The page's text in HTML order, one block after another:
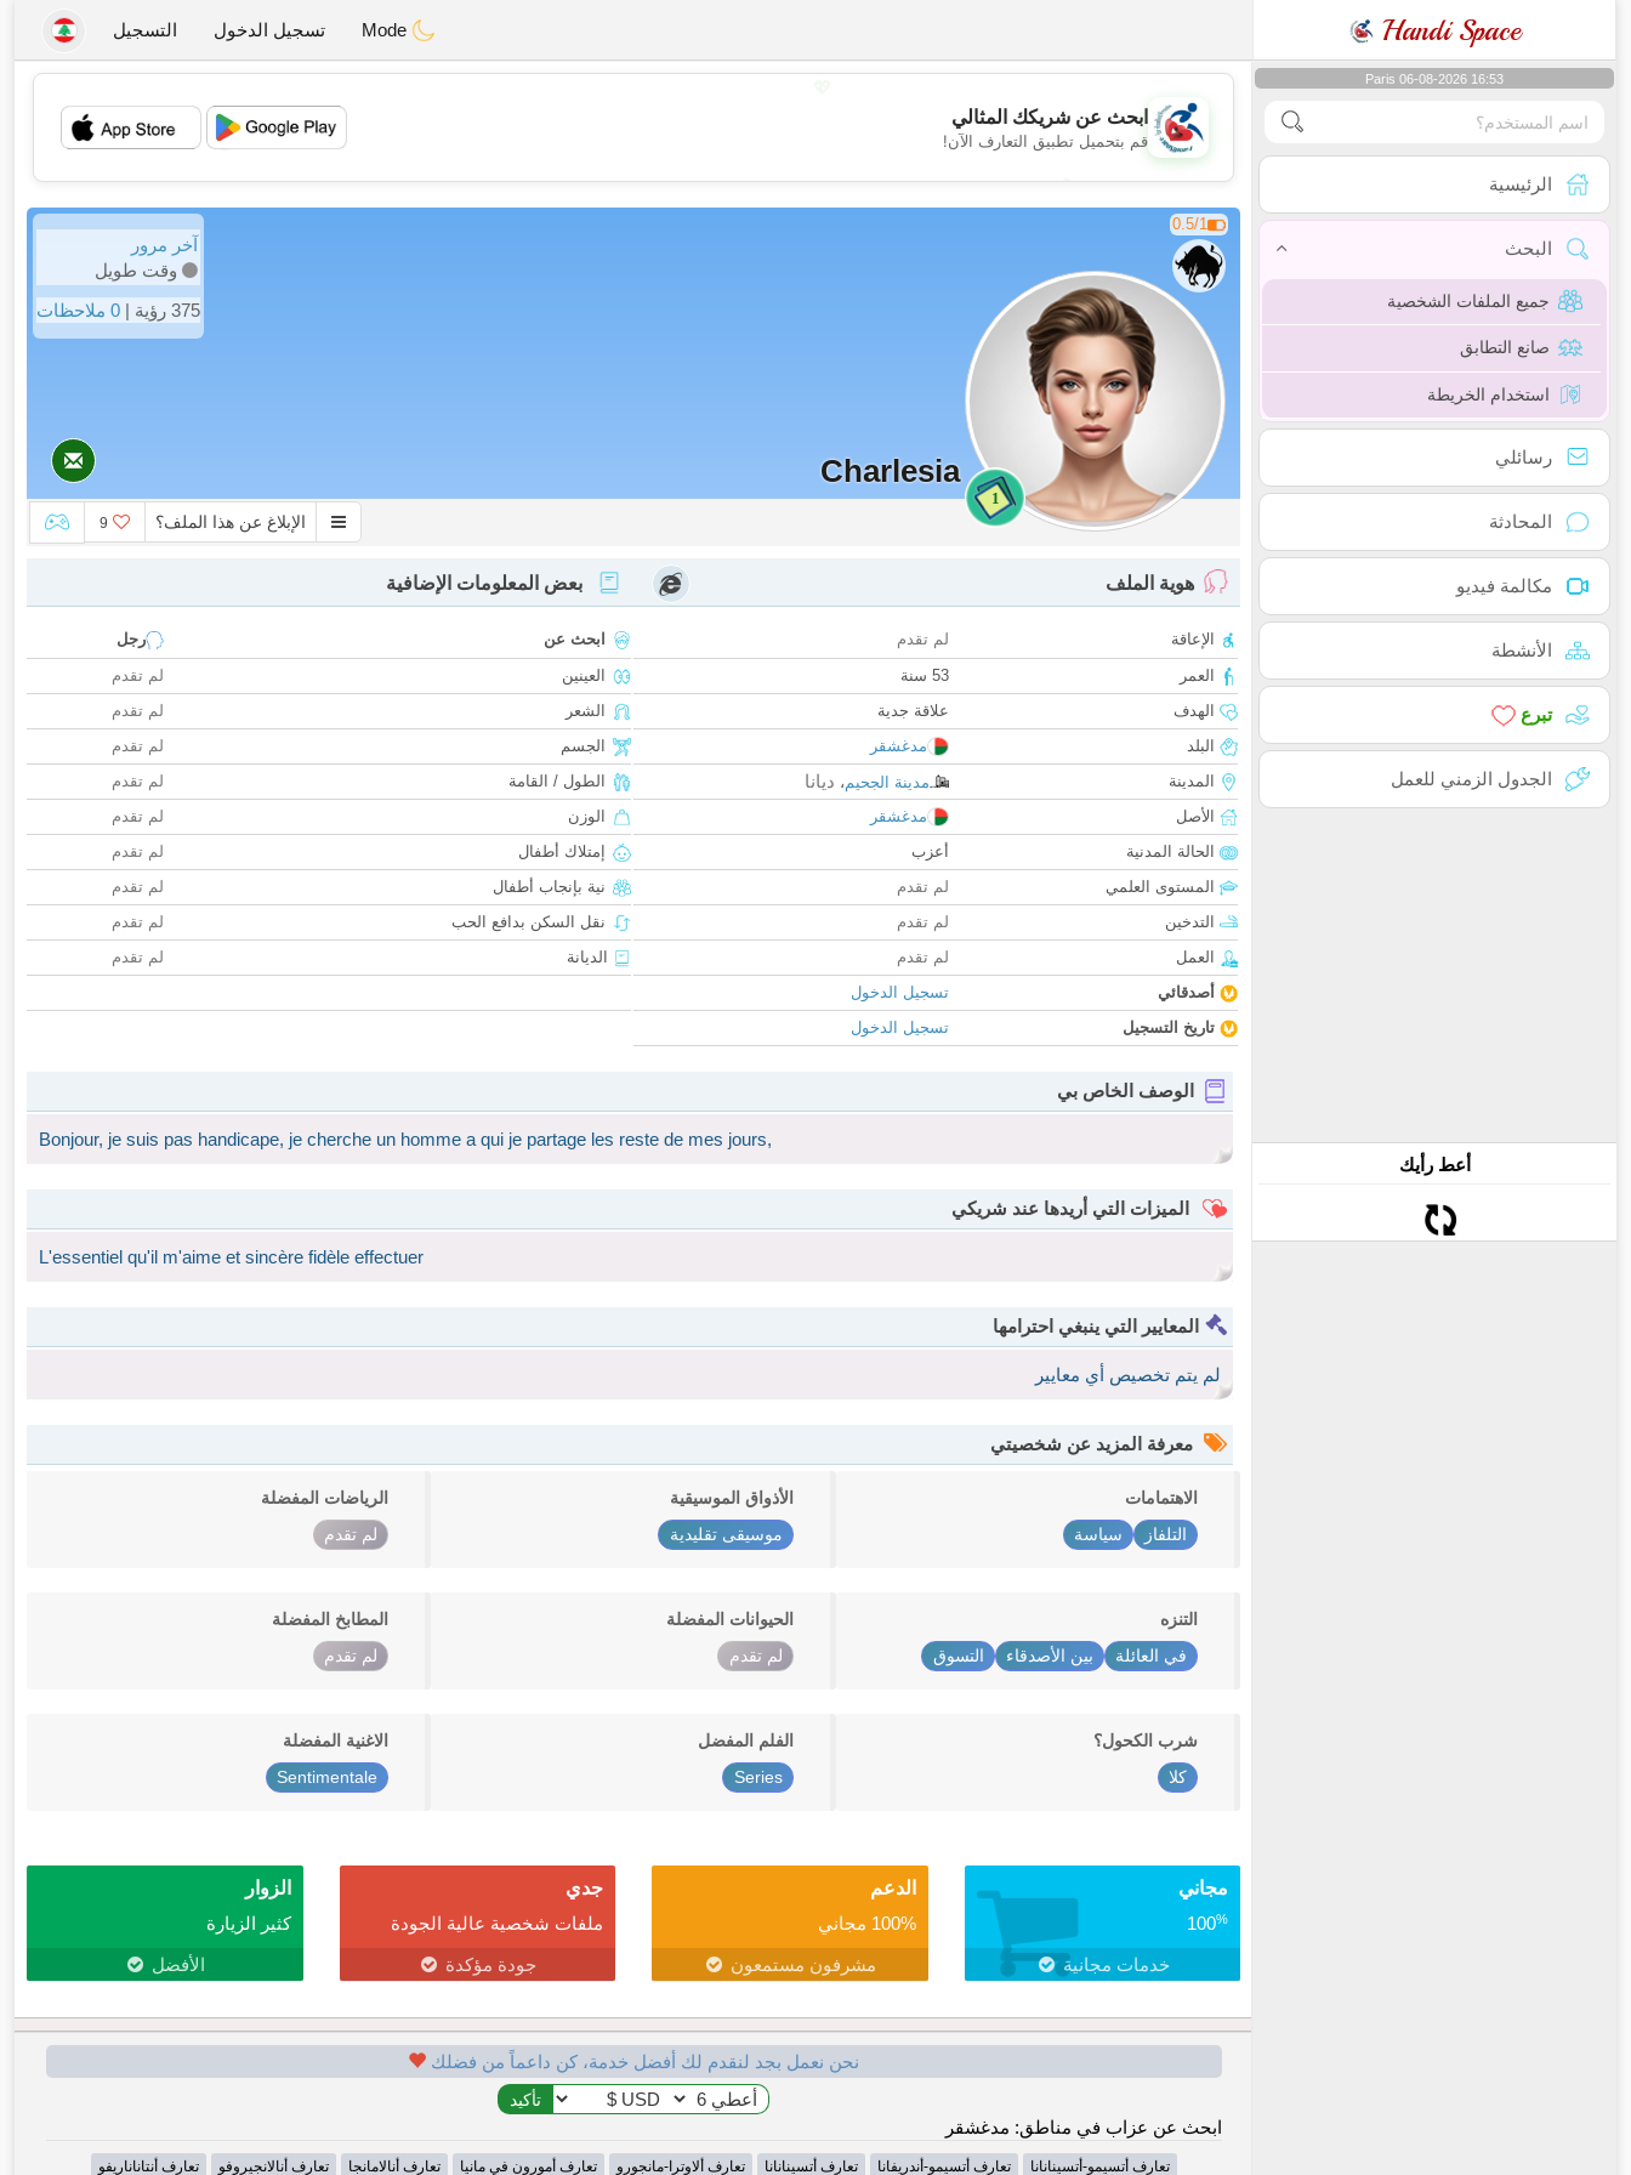
Handi Space تسجيل الدخول التسجيل
Paris 06-08-2026 16:53
الرئيسية
البحث
جميع الملفات الشخصية
صانع التطابق
استخدام الخريطة
رسائلي
المحادثة
مكالمة فيديو
الأنشطة
تبرع
الجدول الزمني للعمل
أعط رأيك
💖
💕
ابحث عن شريكك المثالي
قم بتحميل تطبيق التعارف الآن!
0.5/1
1
Charlesia
آخر مرور
وقت طويل
375 رؤية |
0 ملاحظات
الإبلاغ عن هذا الملف؟ 9
هوية الملف
الإعاقة
لم تقدم
العمر
53 سنة
الهدف
علاقة جدية
البلد
مدغشقر
المدينة
مدينة الجحيم، ديانا
الأصل
مدغشقر
الحالة المدنية
أعزب
المستوى العلمي
لم تقدم
التدخين
لم تقدم
العمل
لم تقدم
أصدقائي
تسجيل الدخول
تاريخ التسجيل
تسجيل الدخول
بعض المعلومات الإضافية
ابحث عن
رجل
العينين
لم تقدم
الشعر
لم تقدم
الجسم
لم تقدم
الطول / القامة
لم تقدم
الوزن
لم تقدم
إمتلاك أطفال
لم تقدم
نية بإنجاب أطفال
لم تقدم
نقل السكن بدافع الحب
لم تقدم
الديانة
لم تقدم
الوصف الخاص بي
Bonjour, je suis pas handicape, je cherche un homme a qui je partage les reste de mes jours,
الميزات التي أريدها عند شريكي
L'essentiel qu'il m'aime et sincère fidèle effectuer
المعايير التي ينبغي احترامها
لم يتم تخصيص أي معايير
معرفة المزيد عن شخصيتي
الاهتمامات
التلفاز سياسة
الأذواق الموسيقية
موسيقى تقليدية
الرياضات المفضلة
لم تقدم
التنزه
في العائلة بين الأصدقاء التسوق
الحيوانات المفضلة
لم تقدم
المطابخ المفضلة
لم تقدم
شرب الكحول؟
كلا
الفلم المفضل
Series
الاغنية المفضلة
Sentimentale
مجاني
100%
خدمات مجانية
الدعم
100% مجاني
مشرفون مستمعون
جدي
ملفات شخصية عالية الجودة
جودة مؤكدة
الزوار
كثير الزيارة
الأفضل
نحن نعمل بجد لنقدم لك أفضل خدمة، كن داعماً من فضلك
ابحث عن عزاب في مناطق: مدغشقر
تعارف أتسيمو-أتسينانانا تعارف أتسيمو-أندريفانا تعارف أتسينانانا تعارف ألاوترا-مانجورو تعارف أمورون في مانيا تعارف أنالامانجا تعارف أنالانجيروفو تعارف أنتاناناريفو